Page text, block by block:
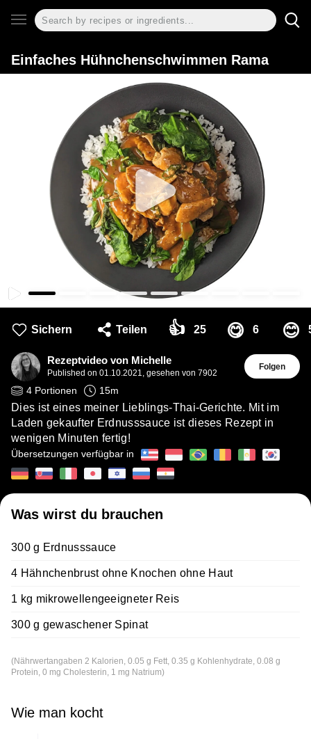
Einfaches Hühnchenschwimmen Rama
Sichern Teilen 👍 25 😋 6 😊
Rezeptvideo von Michelle
Published on 01.10.2021, gesehen von 7902
Folgen
4 Portionen 15m
Dies ist eines meiner Lieblings-Thai-Gerichte. Mit im
Laden gekaufter Erdnusssauce ist dieses Rezept in
wenigen Minuten fertig!
Übersetzungen verfügbar in
Was wirst du brauchen
300 g Erdnusssauce
4 Hähnchenbrust ohne Knochen ohne Haut
1 kg mikrowellengeeigneter Reis
300 g gewaschener Spinat
(Nährwertangaben 2 Kalorien, 0.05 g Fett, 0.35 g Kohlenhydrate, 0.08 g
Protein, 0 mg Cholesterin, 1 mg Natrium)
Wie man kocht